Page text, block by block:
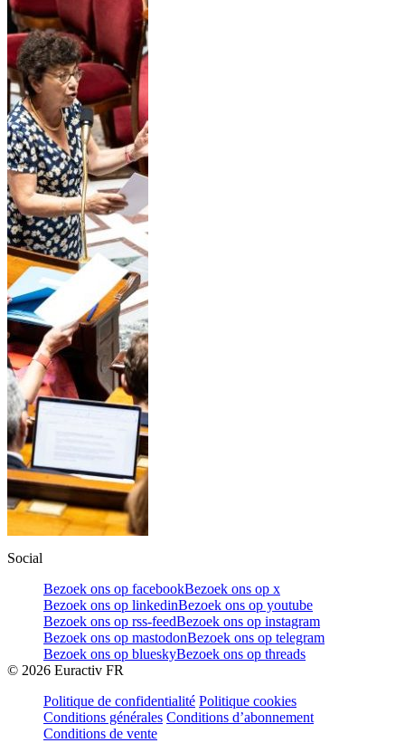
Social
Bezoek ons op facebookBezoek ons op x
Bezoek ons op linkedinBezoek ons op youtube
Bezoek ons op rss-feedBezoek ons op instagram
Bezoek ons op mastodonBezoek ons op telegram
Bezoek ons op blueskyBezoek ons op threads
© 2026 Euractiv FR
Politique de confidentialité Politique cookies
Conditions générales Conditions d’abonnement
Conditions de vente